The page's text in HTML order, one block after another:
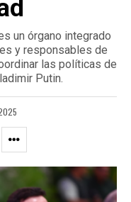
un órgano integrado
y responsables de
las políticas de
Putin.